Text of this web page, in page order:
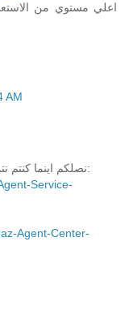
اعلي مستوي من
AM
نصلكم اينما كنتم نتميز بسرعة اداء الخدمة الموقع الالكتروني:
Service-
Agent-Center-